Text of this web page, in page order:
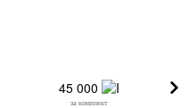
45 000
за комплект